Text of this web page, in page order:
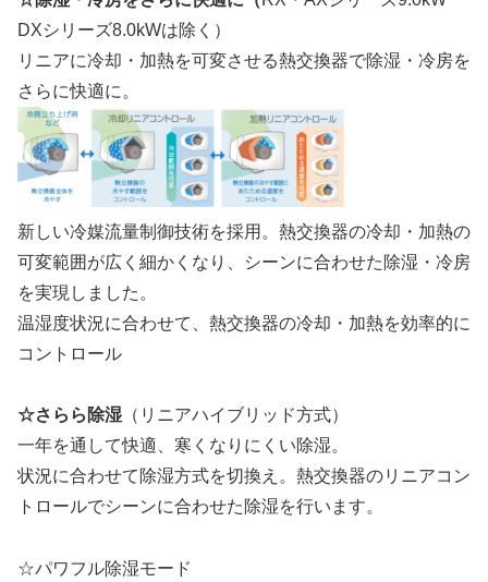
DXシリーズ8.0kWは除く）
リニアに冷却・加熱を可変させる熱交換器で除湿・冷房を
さらに快適に。
新しい冷媒流量制御技術を採用。熱交換器の冷却・加熱の
可変範囲が広く細かくなり、シーンに合わせた除湿・冷房
を実現しました。
温湿度状況に合わせて、熱交換器の冷却・加熱を効率的に
コントロール
☆さらら除湿 （リニアハイブリッド方式）
一年を通して快適、寒くなりにくい除湿。
状況に合わせて除湿方式を切換え。熱交換器のリニアコン
トロールでシーンに合わせた除湿を行います。
☆パワフル除湿モード